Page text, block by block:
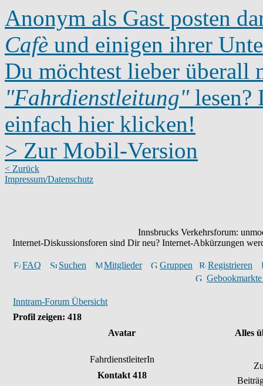
Anonym als Gast posten
Cafè und einigen ihrer
Du möchtest lieber überall
"Fahrdienstleitung"lesen?
einfach hier klicken!
> Zur Mobil-Version
< Zurück
Impressum/Datenschutz
Innsbrucks Verkehrsforum:
Internet-Diskussionsforen sind Dir neu? Internet-Abkürzungen
FAQ Suchen Mitglieder Gruppen
Registrieren
Inntram-Forum Übersicht
Profil zeigen: 418
Avatar
Alles
FahrdienstleiterIn
Kontakt 418